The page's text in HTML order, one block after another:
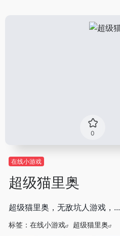
0
在线小游戏
超级猫里奥
超级猫里奥，无敌坑人游戏，...
标签： 在线小游戏
超级猫里奥